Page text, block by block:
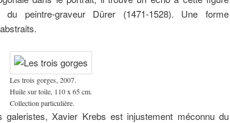
du peintre-graveur Dürer (1471-1528). Une forme
Les trois gorges, 2007.
Huile sur toile, 110 x 65 cm.
Collection particulière.
Xavier Krebs est injustement méconnu du